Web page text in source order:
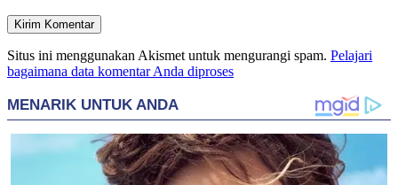
Situs ini menggunakan Akismet untuk mengurangi spam. Pelajari
bagaimana data komentar Anda diproses